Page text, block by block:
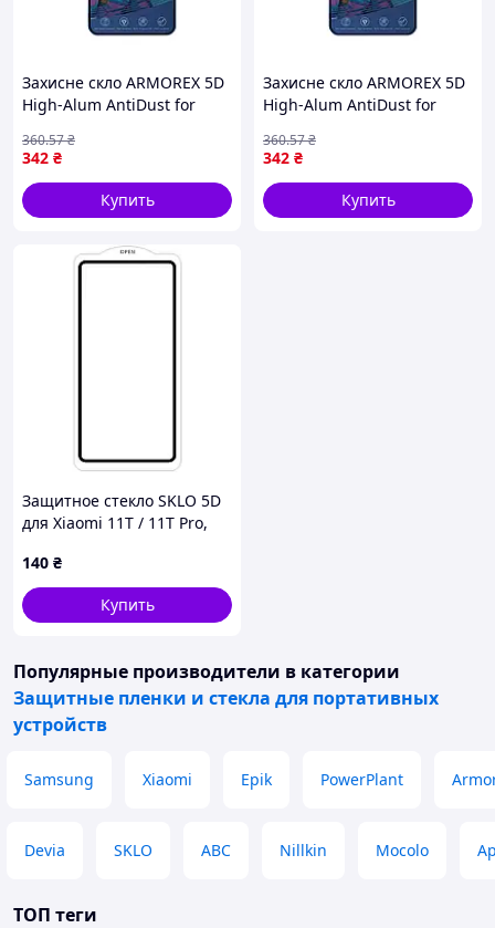
Захисне скло ARMOREX 5D
High-Alum AntiDust for
(17014358)
342 ₴
360.57₴
Купить
Захисне скло ARMOREX 5D
High-Alum AntiDust for
Чорний (17012013)
342 ₴
360.57₴
Купить
Защитное стекло SKLO 5D
для Xiaomi 11T / 11T Pro,
упаковка
140 ₴
Купить
Популярные производители в категории
Защитные пленки и стекла для портативных
устройств
Samsung Xiaomi Epik PowerPlant
Devia SKLO ABC Nillkin Mocolo
ТОП теги